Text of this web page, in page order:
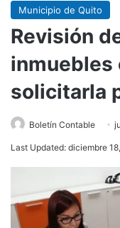
Municipio de Quito
Revisión
inmuebles
solicitarla
Boletín Contable
Last Updated: diciembre